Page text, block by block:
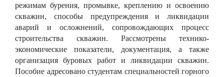
режимам бурения, промывке, креплению и освоению
скважин, способы предупреждения и ликвидации
аварий и осложнений, сопровождающих процесс
строительства скважин. Рассмотрены технико-
экономические показатели, документация, а также
организация буровых работ и ликвидации скважин.
Пособие адресовано студентам специальностей горного